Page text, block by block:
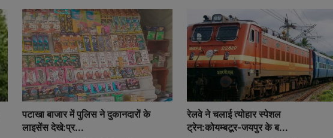
पटाखा बाजार में पुलिस ने दुकानदारों के
लाइसेंस देखे:प्र...
रेलवे ने चलाई त्योहार स्पेशल
ट्रेन:कोयम्बटूर-जयपुर के ब...